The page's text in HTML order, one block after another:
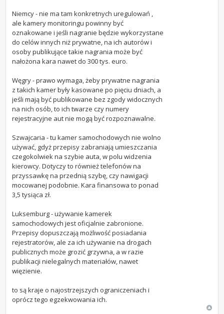
Niemcy - nie ma tam konkretnych uregulowań ,
ale kamery monitoringu powinny być
oznakowane i jeśli nagranie będzie wykorzystane
do celów innych niż prywatne, na ich autorów i
osoby publikujące takie nagrania może być
nałożona kara nawet do 300 tys. euro.
Węgry - prawo wymaga, żeby prywatne nagrania
z takich kamer były kasowane po pięciu dniach, a
jeśli mają być publikowane bez zgody widocznych
na nich osób, to ich twarze czy numery
rejestracyjne aut nie mogą być rozpoznawalne.
Szwajcaria - tu kamer samochodowych nie wolno
używać, gdyż przepisy zabraniają umieszczania
czegokolwiek na szybie auta, w polu widzenia
kierowcy. Dotyczy to również telefonów na
przyssawkę na przednią szybę, czy nawigacji
mocowanej podobnie. Kara finansowa to ponad
3,5 tysiąca zł.
Luksemburg - używanie kamerek
samochodowych jest oficjalnie zabronione.
Przepisy dopuszczają możliwość posiadania
rejestratorów, ale za ich używanie na drogach
publicznych może grozić grzywna, a w razie
publikacji nielegalnych materiałów, nawet
więzienie.
to są kraje o najostrzejszych ograniczeniach i
oprócz tego egzekwowania ich.